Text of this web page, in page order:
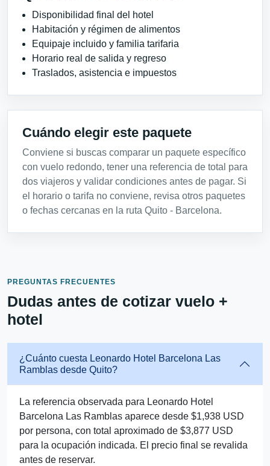
Disponibilidad final del hotel
Habitación y régimen de alimentos
Equipaje incluido y familia tarifaria
Horario real de salida y regreso
Traslados, asistencia e impuestos
Cuándo elegir este paquete
Conviene si buscas comparar un paquete específico
con vuelo redondo, tener una referencia de total para
dos viajeros y validar condiciones antes de pagar. Si
el horario o tarifa no conviene, revisa otros paquetes
o fechas cercanas en la ruta Quito - Barcelona.
PREGUNTAS FRECUENTES
Dudas antes de cotizar vuelo +
hotel
¿Cuánto cuesta Leonardo Hotel Barcelona Las
Ramblas desde Quito?
La referencia observada para Leonardo Hotel
Barcelona Las Ramblas aparece desde $1,938 USD
por persona, con total aproximado de $3,877 USD
para la ocupación indicada. El precio final se revalida
antes de reservar.